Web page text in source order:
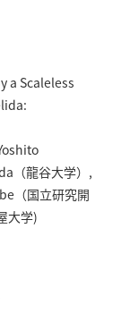
a Scaleless
（龍谷大学）,
（国立研究開
大学)